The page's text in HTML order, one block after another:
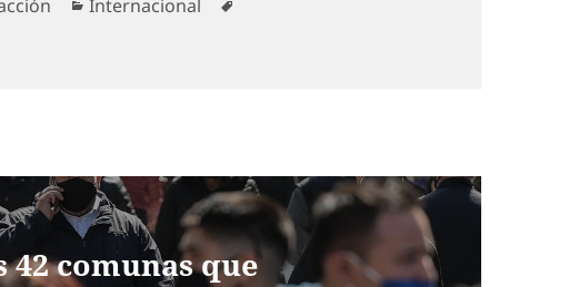
Internacional
42 comunas que